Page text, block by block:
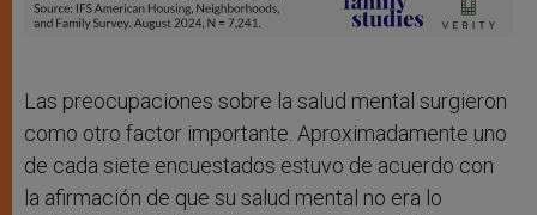
Las preocupaciones sobre la salud mental surgieron
como otro factor importante. Aproximadamente uno
de cada siete encuestados estuvo de acuerdo con
la afirmación de que su salud mental no era lo